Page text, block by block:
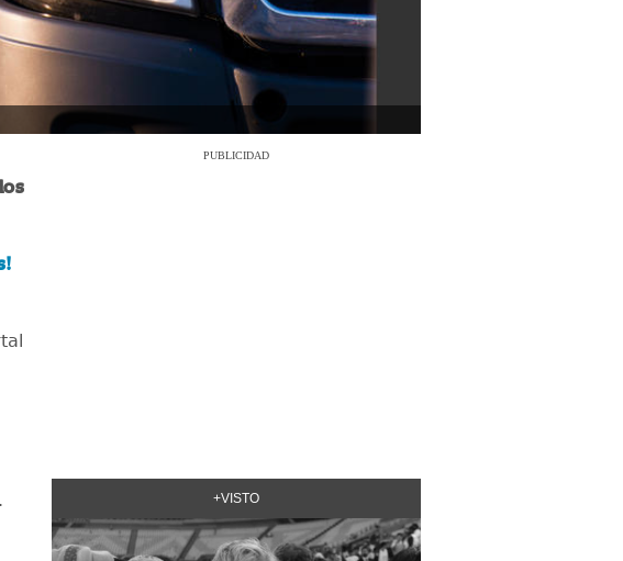
PUBLICIDAD
+VISTO